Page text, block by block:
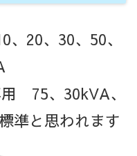
20、30、50、
75、30kVA、
準と思われます